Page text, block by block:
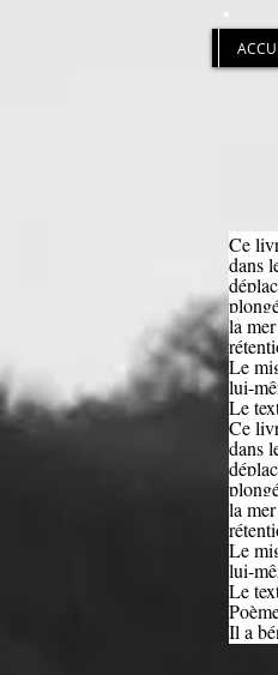
Ce
dans
la
Le
lui-
Le
Ce
dans
la
Le
lui-
Le
Il a